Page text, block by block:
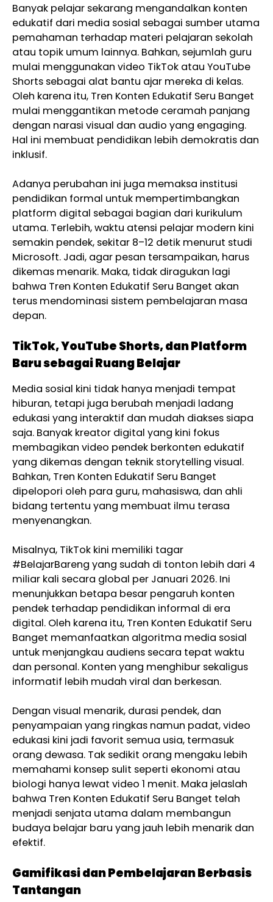
Banyak pelajar sekarang mengandalkan konten
edukatif dari media sosial sebagai sumber utama
pemahaman terhadap materi pelajaran sekolah
atau topik umum lainnya. Bahkan, sejumlah guru
mulai menggunakan video TikTok atau YouTube
Shorts sebagai alat bantu ajar mereka di kelas.
Oleh karena itu, Tren Konten Edukatif Seru Banget
mulai menggantikan metode ceramah panjang
dengan narasi visual dan audio yang engaging.
Hal ini membuat pendidikan lebih demokratis dan
inklusif.
Adanya perubahan ini juga memaksa institusi
pendidikan formal untuk mempertimbangkan
platform digital sebagai bagian dari kurikulum
utama. Terlebih, waktu atensi pelajar modern kini
semakin pendek, sekitar 8–12 detik menurut studi
Microsoft. Jadi, agar pesan tersampaikan, harus
dikemas menarik. Maka, tidak diragukan lagi
bahwa Tren Konten Edukatif Seru Banget akan
terus mendominasi sistem pembelajaran masa
depan.
TikTok, YouTube Shorts, dan Platform
Baru sebagai Ruang Belajar
Media sosial kini tidak hanya menjadi tempat
hiburan, tetapi juga berubah menjadi ladang
edukasi yang interaktif dan mudah diakses siapa
saja. Banyak kreator digital yang kini fokus
membagikan video pendek berkonten edukatif
yang dikemas dengan teknik storytelling visual.
Bahkan, Tren Konten Edukatif Seru Banget
dipelopori oleh para guru, mahasiswa, dan ahli
bidang tertentu yang membuat ilmu terasa
menyenangkan.
Misalnya, TikTok kini memiliki tagar
#BelajarBareng yang sudah di tonton lebih dari 4
miliar kali secara global per Januari 2026. Ini
menunjukkan betapa besar pengaruh konten
pendek terhadap pendidikan informal di era
digital. Oleh karena itu, Tren Konten Edukatif Seru
Banget memanfaatkan algoritma media sosial
untuk menjangkau audiens secara tepat waktu
dan personal. Konten yang menghibur sekaligus
informatif lebih mudah viral dan berkesan.
Dengan visual menarik, durasi pendek, dan
penyampaian yang ringkas namun padat, video
edukasi kini jadi favorit semua usia, termasuk
orang dewasa. Tak sedikit orang mengaku lebih
memahami konsep sulit seperti ekonomi atau
biologi hanya lewat video 1 menit. Maka jelaslah
bahwa Tren Konten Edukatif Seru Banget telah
menjadi senjata utama dalam membangun
budaya belajar baru yang jauh lebih menarik dan
efektif.
Gamifikasi dan Pembelajaran Berbasis
Tantangan